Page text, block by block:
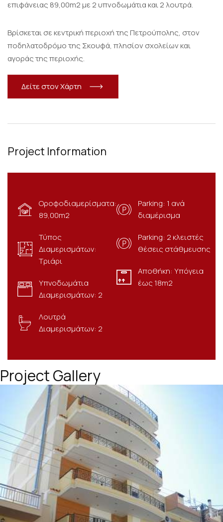
επιφάνειας 89,00m2 με 2 υπνοδωμάτια και 2 λουτρά.
Βρίσκεται σε κεντρική περιοχή της Πετρούπολης, στον
ποδηλατοδρόμο της Σκουφά, πλησίον σχολείων και
αγοράς της περιοχής.
ΔείτεστονΧάρτη
Project Information
Οροφοδιαμερίσματα:
89,00m2
Τύπος
Διαμερισμάτων:
Τριάρι
Υπνοδωμάτια
Διαμερισμάτων: 2
Λουτρά
Διαμερισμάτων: 2
Parking: 1 ανά
διαμέρισμα
Parking: 2 κλειστές
θέσεις στάθμευσης
Αποθήκη: Υπόγεια
έως 18m2
Project Gallery